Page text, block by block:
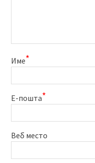
Име*
Е-пошта*
Веб место